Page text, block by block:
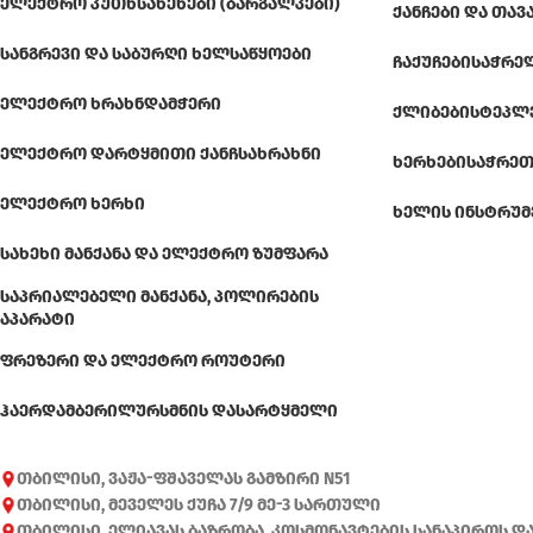
ᲔᲚᲔᲥᲢᲠᲝ ᲙᲣᲗᲮᲡᲐᲮᲔᲮᲔᲑᲘ (ᲑᲐᲠᲒᲐᲚᲙᲔᲑᲘ)
ᲡᲐᲜᲒᲠᲔᲕᲘ ᲓᲐ ᲡᲐᲑᲣᲠᲦᲘ ᲮᲔᲚᲡᲐᲬᲧᲝᲔᲑᲘ
ᲔᲚᲔᲥᲢᲠᲝ ᲮᲠᲐᲮᲜᲓᲐᲛᲭᲔᲠᲘ
ᲔᲚᲔᲥᲢᲠᲝ ᲓᲐᲠᲢᲧᲛᲘᲗᲘ ᲥᲐᲜᲩᲡᲐᲮᲠᲐᲮᲜᲘ
ᲔᲚᲔᲥᲢᲠᲝ ᲮᲔᲠᲮᲘ
ᲡᲐᲮᲔᲮᲘ ᲛᲐᲜᲥᲐᲜᲐ ᲓᲐ ᲔᲚᲔᲥᲢᲠᲝ ᲖᲣᲛᲤᲐᲠᲐ
ᲡᲐᲞᲠᲘᲐᲚᲔᲑᲔᲚᲘ ᲛᲐᲜᲥᲐᲜᲐ, ᲞᲝᲚᲘᲠᲔᲑᲘᲡ
ᲐᲞᲐᲠᲐᲢᲘ
ᲤᲠᲔᲖᲔᲠᲘ ᲓᲐ ᲔᲚᲔᲥᲢᲠᲝ ᲠᲝᲣᲢᲔᲠᲘ
ᲰᲐᲔᲠᲓᲐᲛᲑᲔᲠᲘᲚᲣᲠᲡᲛᲜᲘᲡ ᲓᲐᲡᲐᲠᲢᲧᲛᲔᲚᲘ
ᲥᲐᲜᲩᲔᲑᲘ ᲓᲐ
ᲩᲐᲥᲣᲩᲔᲑᲘ
ᲥᲚᲘᲑᲔᲑᲘ
ᲮᲔᲠᲮᲔᲑᲘ
ᲮᲔᲚᲘᲡ
თბილისი, ვაჟა-ფშაველას გამზირი N51
თბილისი, მეველეს ქუჩა 7/9 მე-3 სართული